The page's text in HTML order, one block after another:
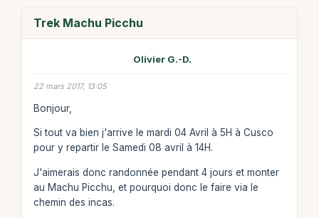
Trek Machu Picchu
Olivier G.-D.
22 mars 2017, 13:05
Bonjour,
Si tout va bien j'arrive le mardi 04 Avril à 5H à Cusco
pour y repartir le Samedi 08 avril à 14H.
J'aimerais donc randonnée pendant 4 jours et monter
au Machu Picchu, et pourquoi donc le faire via le
chemin des incas.